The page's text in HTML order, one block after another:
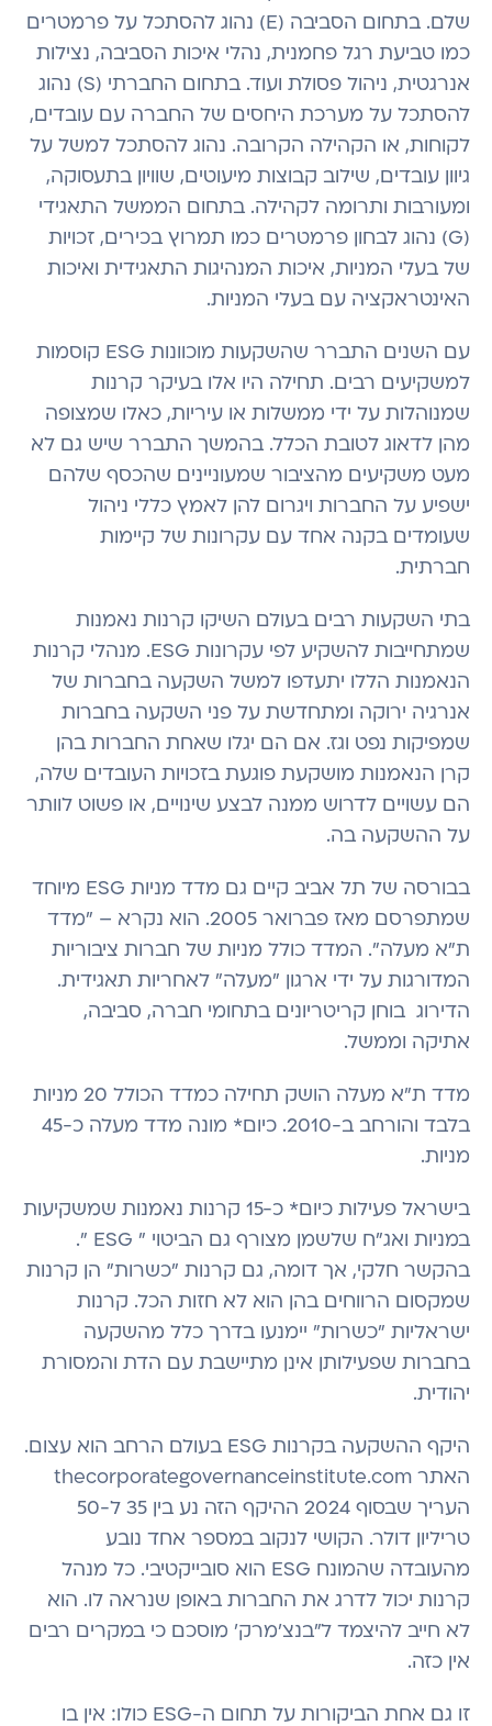
שלם. בתחום הסביבה (E) נהוג להסתכל על פרמטרים
כמו טביעת רגל פחמנית, נהלי איכות הסביבה, נצילות
אנרגטית, ניהול פסולת ועוד. בתחום החברתי (S) נהוג
להסתכל על מערכת היחסים של החברה עם עובדים,
לקוחות, או הקהילה הקרובה. נהוג להסתכל למשל על
גיוון עובדים, שילוב קבוצות מיעוטים, שוויון בתעסוקה,
ומעורבות ותרומה לקהילה. בתחום הממשל התאגידי
(G) נהוג לבחון פרמטרים כמו תמרוץ בכירים, זכויות
של בעלי המניות, איכות המנהיגות התאגידית ואיכות
האינטראקציה עם בעלי המניות.
עם השנים התברר שהשקעות מוכוונות ESG קוסמות
למשקיעים רבים. תחילה היו אלו בעיקר קרנות
שמנוהלות על ידי ממשלות או עיריות, כאלו שמצופה
מהן לדאוג לטובת הכלל. בהמשך התברר שיש גם לא
מעט משקיעים מהציבור שמעוניינים שהכסף שלהם
ישפיע על החברות ויגרום להן לאמץ כללי ניהול
שעומדים בקנה אחד עם עקרונות של קיימות
חברתית.
בתי השקעות רבים בעולם השיקו קרנות נאמנות
שמתחייבות להשקיע לפי עקרונות ESG. מנהלי קרנות
הנאמנות הללו יתעדפו למשל השקעה בחברות של
אנרגיה ירוקה ומתחדשת על פני השקעה בחברות
שמפיקות נפט וגז. אם הם יגלו שאחת החברות בהן
קרן הנאמנות מושקעת פוגעת בזכויות העובדים שלה,
הם עשויים לדרוש ממנה לבצע שינויים, או פשוט לוותר
על ההשקעה בה.
בבורסה של תל אביב קיים גם מדד מניות ESG מיוחד
שמתפרסם מאז פברואר 2005. הוא נקרא – "מדד
ת"א מעלה". המדד כולל מניות של חברות ציבוריות
המדורגות על ידי ארגון "מעלה" לאחריות תאגידית.
הדירוג בוחן קריטריונים בתחומי חברה, סביבה,
אתיקה וממשל.
מדד ת"א מעלה הושק תחילה כמדד הכולל 20 מניות
בלבד והורחב ב-2010. כיום* מונה מדד מעלה כ-45
מניות.
בישראל פעילות כיום* כ-15 קרנות נאמנות שמשקיעות
במניות ואג"ח שלשמן מצורף גם הביטוי " ESG ".
בהקשר חלקי, אך דומה, גם קרנות "כשרות" הן קרנות
שמקסום הרווחים בהן הוא לא חזות הכל. קרנות
ישראליות "כשרות" יימנעו בדרך כלל מהשקעה
בחברות שפעילותן אינן מתיישבת עם הדת והמסורת
יהודית.
היקף ההשקעה בקרנות ESG בעולם הרחב הוא עצום.
האתר thecorporategovernanceinstitute.com
העריך שבסוף 2024 ההיקף הזה נע בין 35 ל-50
טריליון דולר. הקושי לנקוב במספר אחד נובע
מהעובדה שהמונח ESG הוא סובייקטיבי. כל מנהל
קרנות יכול לדרג את החברות באופן שנראה לו. הוא
לא חייב להיצמד ל"בנצ'מרק' מוסכם כי במקרים רבים
אין כזה.
זו גם אחת הביקורות על תחום ה-ESG כולו: אין בו